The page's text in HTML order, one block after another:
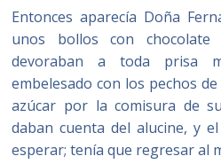
Entonces aparecía Doña
unos bollos con
devoraban a toda prisa
embelesado con los pechos
azúcar por la comisura de
daban cuenta del alucine, y
esperar; tenía que regresar al